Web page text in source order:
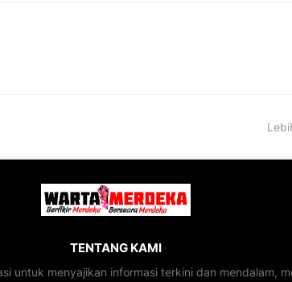
TENTANG KAMI
untuk menyajikan informasi terkini dan mendalam,